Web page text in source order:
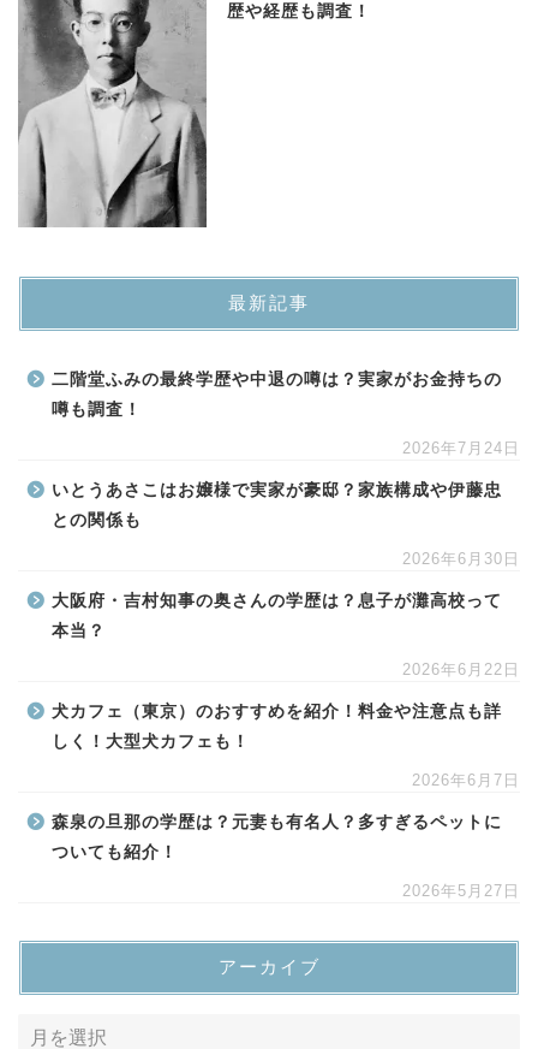
歴や経歴も調査！
最新記事
二階堂ふみの最終学歴や中退の噂は？実家がお金持ちの
噂も調査！
2026年7月24日
いとうあさこはお嬢様で実家が豪邸？家族構成や伊藤忠
との関係も
2026年6月30日
大阪府・吉村知事の奥さんの学歴は？息子が灘高校って
本当？
2026年6月22日
犬カフェ（東京）のおすすめを紹介！料金や注意点も詳
しく！大型犬カフェも！
2026年6月7日
森泉の旦那の学歴は？元妻も有名人？多すぎるペットに
ついても紹介！
2026年5月27日
アーカイブ